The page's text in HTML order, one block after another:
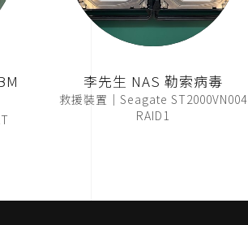
李先生 NAS 勒索病毒
救援裝置｜Seagate ST2000VN004
RAID1